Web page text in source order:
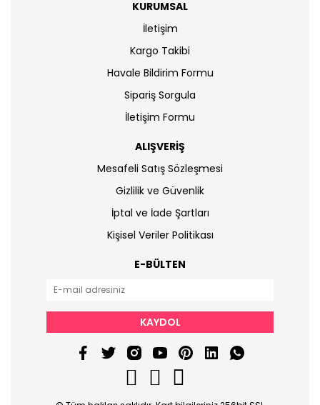
KURUMSAL
İletişim
Kargo Takibi
Havale Bildirim Formu
Sipariş Sorgula
İletişim Formu
ALIŞVERİŞ
Mesafeli Satış Sözleşmesi
Gizlilik ve Güvenlik
İptal ve İade Şartları
Kişisel Veriler Politikası
E-BÜLTEN
KAYDOL